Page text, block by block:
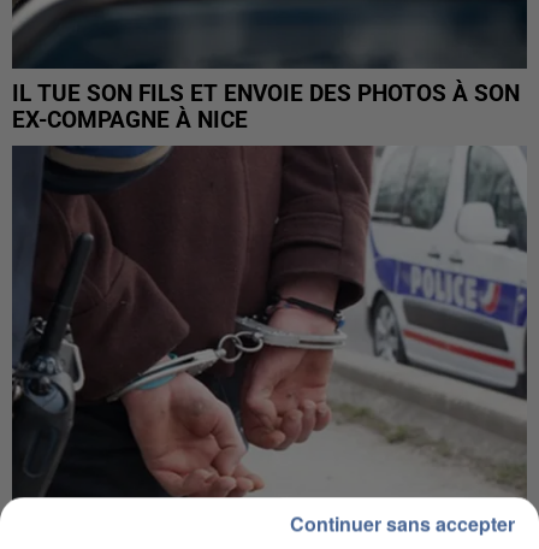
IL TUE SON FILS ET ENVOIE DES PHOTOS À SON
EX-COMPAGNE À NICE
Continuer sans accepter